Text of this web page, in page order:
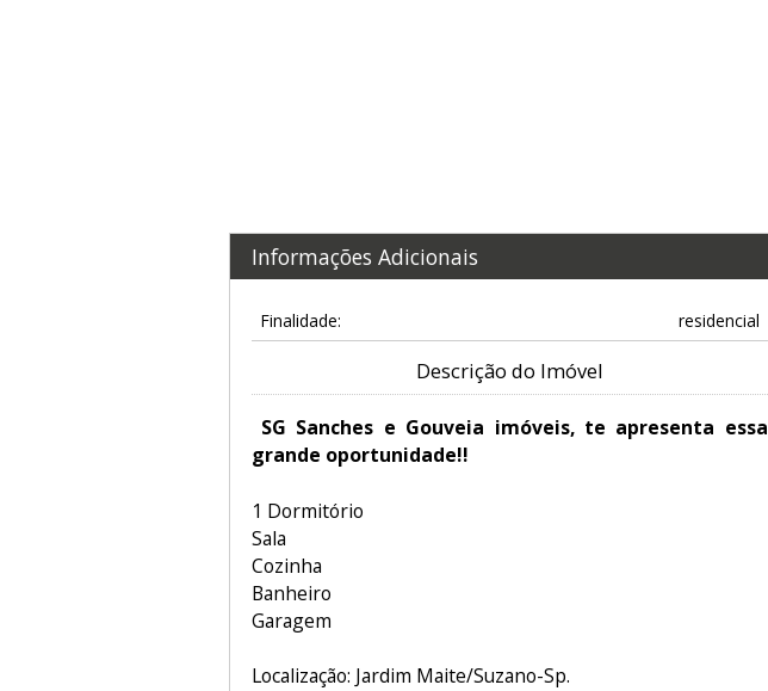
Informações Adicionais
Finalidade: residencial
Descrição do Imóvel
SG Sanches e Gouveia imóveis, te apresenta essa
grande oportunidade!!
1 Dormitório
Sala
Cozinha
Banheiro
Garagem
Localização: Jardim Maite/Suzano-Sp.